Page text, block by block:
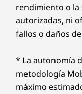
rendimiento o la
autorizadas, ni
fallos o daños
* La autonomía
metodología
máximo